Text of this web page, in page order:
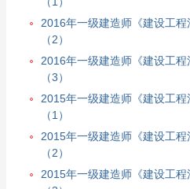
2016年一级建造师《建设工
（2）
2016年一级建造师《建设工
（3）
2015年一级建造师《建设工
（1）
2015年一级建造师《建设工
（2）
2015年一级建造师《建设工